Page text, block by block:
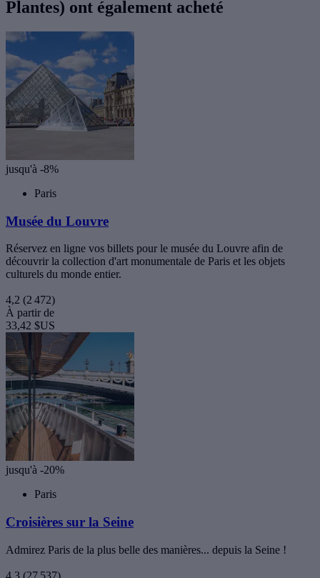
Plantes) ont également acheté
jusqu'à -8%
Paris
Musée du Louvre
Réservez en ligne vos billets pour le musée du Louvre afin de
découvrir la collection d'art monumentale de Paris et les objets
culturels du monde entier.
4,2 (2 472)
À partir de
33,42 $US
jusqu'à -20%
Paris
Croisières sur la Seine
Admirez Paris de la plus belle des manières... depuis la Seine !
4,3 (27 537)